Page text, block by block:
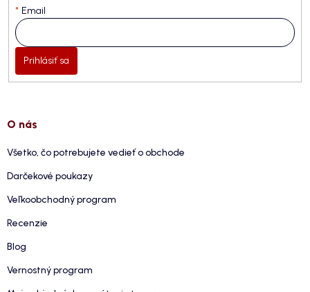
Email
Prihlásiť sa
O nás
Všetko, čo potrebujete vedieť o obchode
Darčekové poukazy
Veľkoobchodný program
Recenzie
Blog
Vernostný program